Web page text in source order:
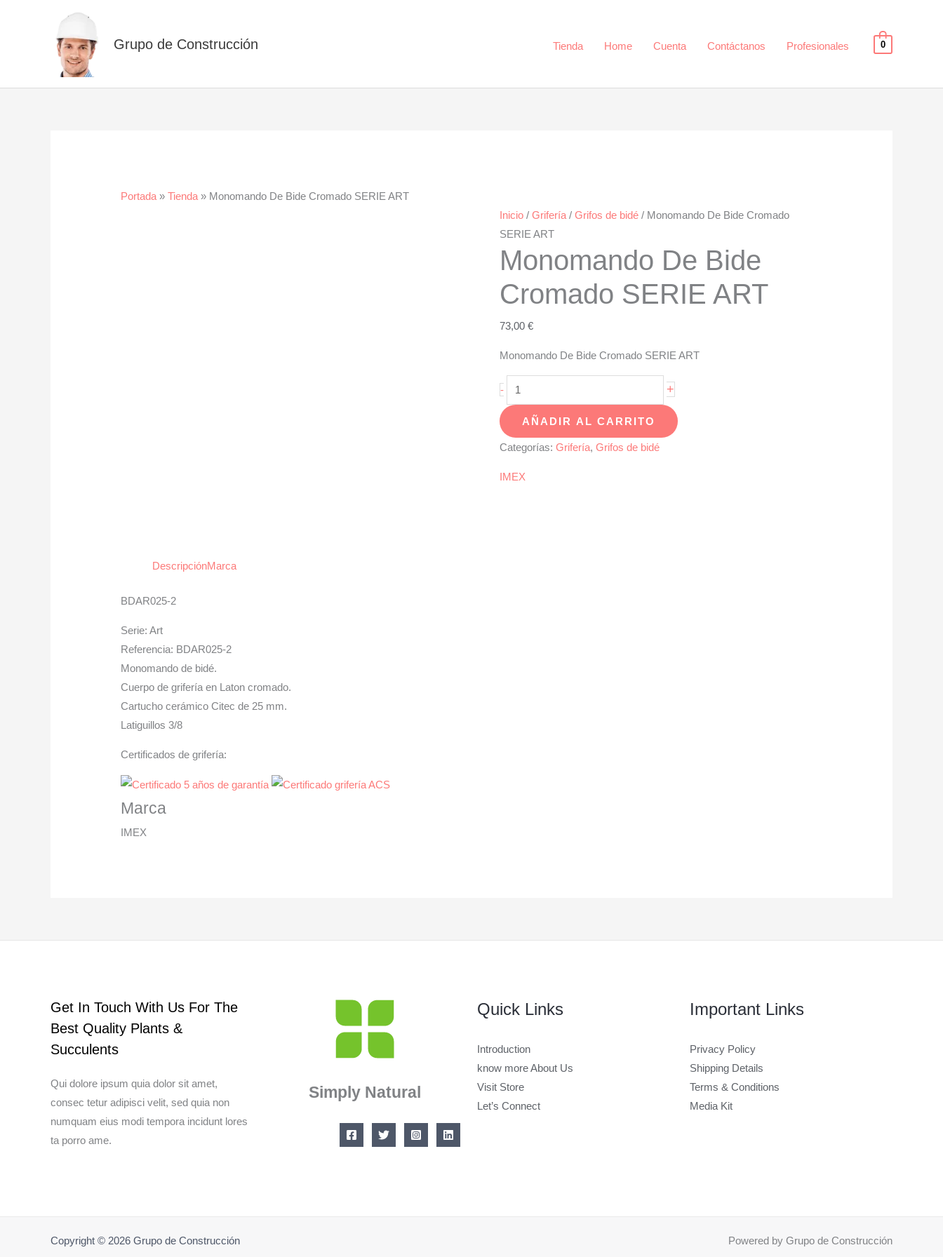
Grupo de Construcción Tienda Home Cuenta Contáctanos Profesionales 0
Portada »Tienda » Monomando De Bide Cromado SERIE ART
Inicio / Grifería / Grifos de bidé / Monomando De Bide Cromado
SERIE ART
Monomando De Bide
Cromado SERIE ART
73,00 €
Monomando De Bide Cromado SERIE ART
-
Monomando
De
Bide
Cromado
ART
+
AÑADIR AL CARRITO
Categorías: Grifería, Grifos de bidé
IMEX
DescripciónMarca
BDAR025-2
Serie: Art
Referencia: BDAR025-2
Monomando de bidé.
Cuerpo de grifería en Laton cromado.
Cartucho cerámico Citec de 25 mm.
Latiguillos 3/8
Certificados de grifería:
Marca
IMEX
Get In Touch With Us For The
Best Quality Plants &
Succulents
Qui dolore ipsum quia dolor sit amet,
consec tetur adipisci velit, sed quia non
numquam eius modi tempora incidunt lores
ta porro ame.
Simply Natural
Quick Links
Introduction
know more About Us
Visit Store
Let’s Connect
Important Links
Privacy Policy
Shipping Details
Terms & Conditions
Media Kit
Copyright © 2026 Grupo de Construcción Powered by Grupo de Construcción
cantidad